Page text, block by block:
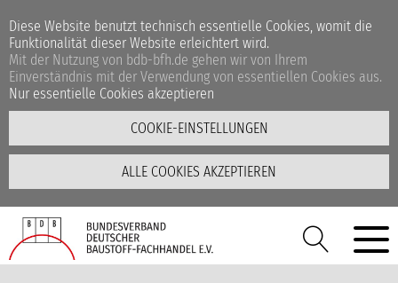
Diese Website benutzt technisch essentielle Cookies, womit die
Funktionalität dieser Website erleichtert wird.
Mit der Nutzung von bdb-bfh.de gehen wir von Ihrem
Einverständnis mit der Verwendung von essentiellen Cookies aus.
Nur essentielle Cookies akzeptieren
COOKIE-EINSTELLUNGEN
ALLE COOKIES AKZEPTIEREN